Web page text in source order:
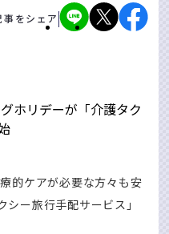
事をシェア
的ケアが必要な方々も安
ー旅行手配サービス」